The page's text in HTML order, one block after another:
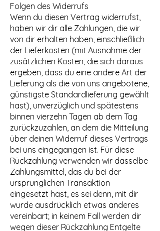
Folgen des Widerrufs
Wenn du diesen Vertrag widerrufst,
haben wir dir alle Zahlungen, die wir
von dir erhalten haben, einschließlich
der Lieferkosten (mit Ausnahme der
zusätzlichen Kosten, die sich daraus
ergeben, dass du eine andere Art der
Lieferung als die von uns angebotene,
günstigste Standardlieferung gewählt
hast), unverzüglich und spätestens
binnen vierzehn Tagen ab dem Tag
zurückzuzahlen, an dem die Mitteilung
über deinen Widerruf dieses Vertrags
bei uns eingegangen ist. Für diese
Rückzahlung verwenden wir dasselbe
Zahlungsmittel, das du bei der
ursprünglichen Transaktion
eingesetzt hast, es sei denn, mit dir
wurde ausdrücklich etwas anderes
vereinbart; in keinem Fall werden dir
wegen dieser Rückzahlung Entgelte